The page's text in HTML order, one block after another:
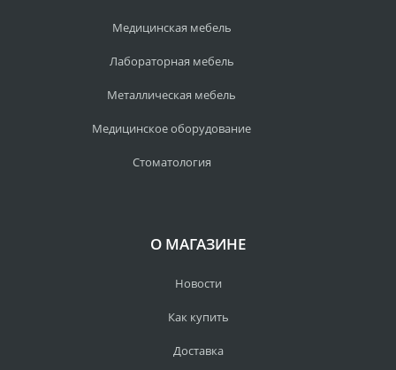
Медицинская мебель
Лабораторная мебель
Металлическая мебель
Медицинское оборудование
Стоматология
О МАГАЗИНЕ
Новости
Как купить
Доставка